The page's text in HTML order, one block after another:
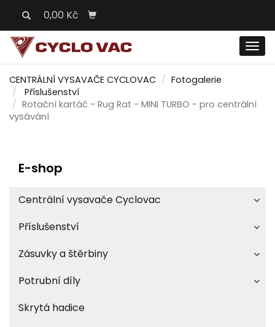
0,00 Kč
CENTRÁLNÍ VYSAVAČE CYCLOVAC
Fotogalerie
Příslušenství
Rotační kartáč - Rug Rat - MINI TURBO - pro centrální
vysávání
E-shop
Centrální vysavače Cyclovac
Příslušenství
Zásuvky a štěrbiny
Potrubní díly
Skrytá hadice